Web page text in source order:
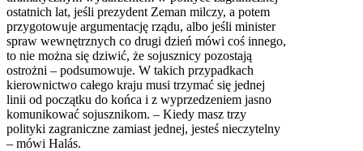
ostatnich lat, jeśli prezydent Zeman milczy, a potem
przygotowuje argumentację rządu, albo jeśli minister
spraw wewnętrznych co drugi dzień mówi coś innego,
to nie można się dziwić, że sojusznicy pozostają
ostrożni – podsumowuje. W takich przypadkach
kierownictwo całego kraju musi trzymać się jednej
linii od początku do końca i z wyprzedzeniem jasno
komunikować sojusznikom. – Kiedy masz trzy
polityki zagraniczne zamiast jednej, jesteś nieczytelny
– mówi Halás.